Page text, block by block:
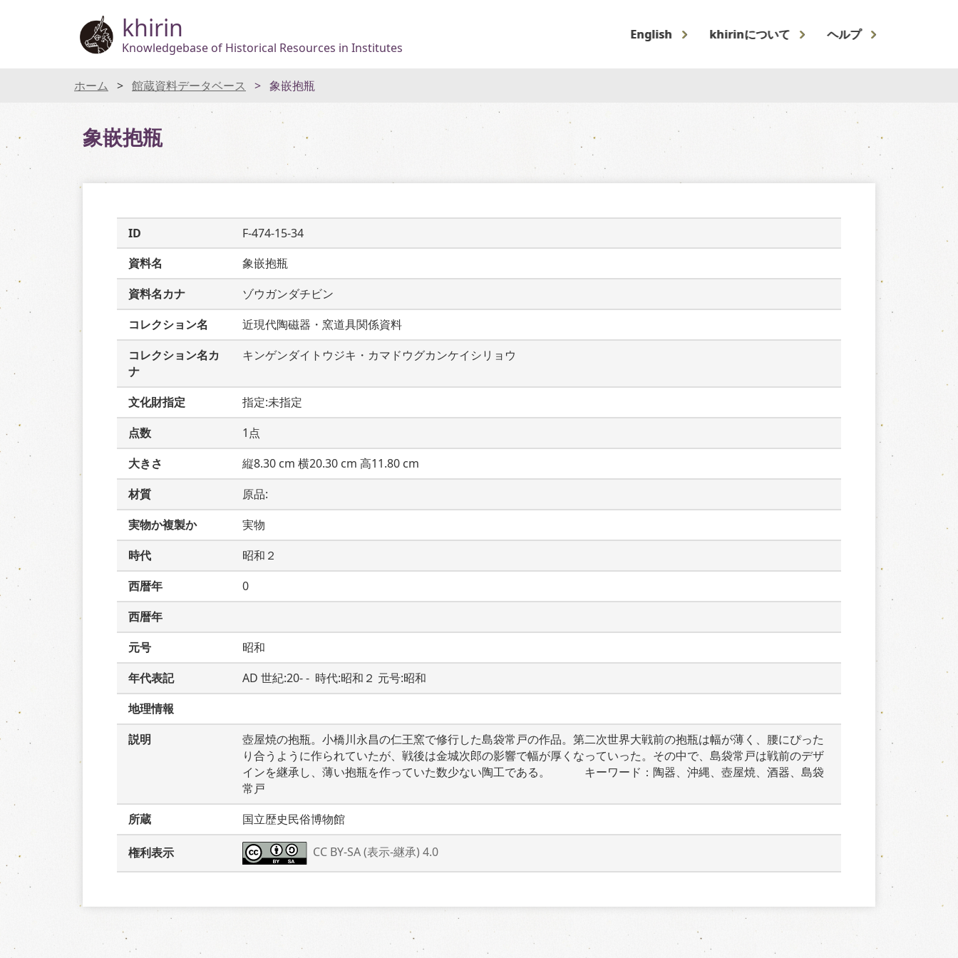
khirin
Knowledgebase of Historical Resources in Institutes
English khirinについて ヘルプ
ホーム 館蔵資料データベース 象嵌抱瓶
象嵌抱瓶
ID
F-474-15-34
資料名
象嵌抱瓶
資料名カナ
ゾウガンダチビン
コレクション名
近現代陶磁器・窯道具関係資料
コレクション名カ
ナ
キンゲンダイトウジキ・カマドウグカンケイシリョウ
文化財指定
指定:未指定
点数
1点
大きさ
縦8.30 cm 横20.30 cm 高11.80 cm
材質
原品:
実物か複製か
実物
時代
昭和２
西暦年
0
西暦年
元号
昭和
年代表記
AD 世紀:20- -  時代:昭和２ 元号:昭和
地理情報
説明
壺屋焼の抱瓶。小橋川永昌の仁王窯で修行した島袋常戸の作品。第二次世界大戦前の抱瓶は幅が薄く、腰にぴった
り合うように作られていたが、戦後は金城次郎の影響で幅が厚くなっていった。その中で、島袋常戸は戦前のデザ
インを継承し、薄い抱瓶を作っていた数少ない陶工である。　　　キーワード：陶器、沖縄、壺屋焼、酒器、島袋
常戸
所蔵
国立歴史民俗博物館
権利表示 CC BY-SA (表示-継承) 4.0